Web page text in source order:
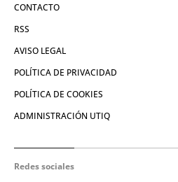
CONTACTO
RSS
AVISO LEGAL
POLÍTICA DE PRIVACIDAD
POLÍTICA DE COOKIES
ADMINISTRACIÓN UTIQ
Redes sociales